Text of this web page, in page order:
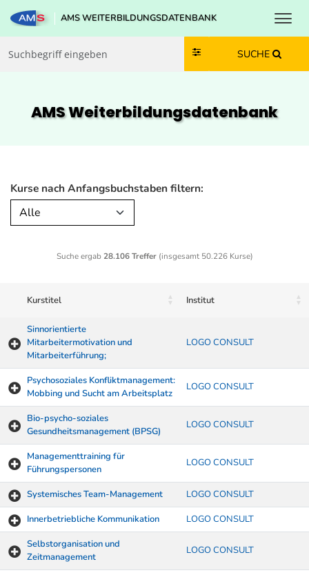
Zum Inhalt springen
Zum Navmenü springen
Zur Suche springen
Zur Footer springen
AMS WEITERBILDUNGSDATENBANK
SUCHE
AMS Weiterbildungs­datenbank
Kurse nach Anfangsbuchstaben filtern:
Alle
Suche ergab 28.106 Treffer(insgesamt 50.226 Kurse)
Kurstitel Institut
Sinnorientierte
Mitarbeitermotivation und
Mitarbeiterführung;
LOGO CONSULT
Psychosoziales Konfliktmanagement:
Mobbing und Sucht am Arbeitsplatz
LOGO CONSULT
Bio-psycho-soziales
Gesundheitsmanagement (BPSG)
LOGO CONSULT
Managementtraining für
Führungspersonen
LOGO CONSULT
Systemisches Team-Management
LOGO CONSULT
Innerbetriebliche Kommunikation
LOGO CONSULT
Selbstorganisation und
Zeitmanagement
LOGO CONSULT